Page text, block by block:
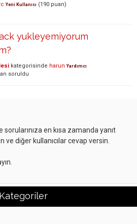
Yeni Kullanıcı (190 puan)
yukleyemiyorum
kategorisinde harun Yardımcı
soruldu
en kısa zamanda yanıt
diğer kullanıcılar cevap versin.
Kategoriler